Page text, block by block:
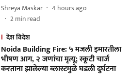
Shreya Maskar
4 hours ago
2min read
देश विदेश
Noida Building Fire: ५ मजली इमारतीला
भीषण आग, २ जणांचा मृत्यू; स्कूटी चार्ज
करताना झालेल्या ब्लास्टमुळे घडली दुर्घटना